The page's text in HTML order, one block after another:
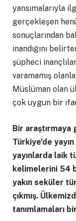
yansımalarıyla
gerçekleşen
sonuçlarından
inandığını
şüpheci
varamamış
Müslüman olan
çok uygun bir
Bir araştırmaya
Türkiye’de
yayınlarda laik
kelimelerini 54
yakın seküler
çıkmış.
tanımlamaları